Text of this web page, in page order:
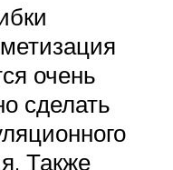
очень
сделать
Также